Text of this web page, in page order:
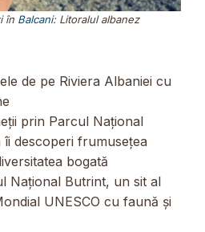
în Balcani: Litoralul albanez
de pe Riviera Albaniei cu
prin Parcul Național
descoperi frumusețea
bogată
Național Butrint, un sit al
UNESCO cu faună și